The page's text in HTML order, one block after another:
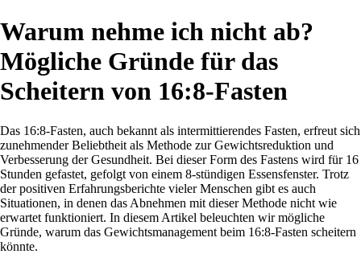
Warum nehme ich nicht ab?
Mögliche Gründe für das
Scheitern von 16:8-Fasten
Das 16:8-Fasten, auch bekannt als intermittierendes Fasten, erfreut sich
zunehmender Beliebtheit als Methode zur Gewichtsreduktion und
Verbesserung der Gesundheit. Bei dieser Form des Fastens wird für 16
Stunden gefastet, gefolgt von einem 8-stündigen Essensfenster. Trotz
der positiven Erfahrungsberichte vieler Menschen gibt es auch
Situationen, in denen das Abnehmen mit dieser Methode nicht wie
erwartet funktioniert. In diesem Artikel beleuchten wir mögliche
Gründe, warum das Gewichtsmanagement beim 16:8-Fasten scheitern
könnte.